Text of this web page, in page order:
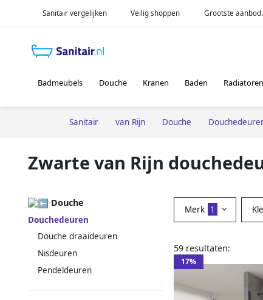
Sanitair vergelijken Veilig shoppen Grootste
Badmeubels Douche Kranen Baden Radiatoren
Sanitair van Rijn Douche
Zwarte van Rijn
Douche
Douchedeuren
Douche draaideuren
Nisdeuren
Pendeldeuren
Merk 1
59 resultaten:
17%